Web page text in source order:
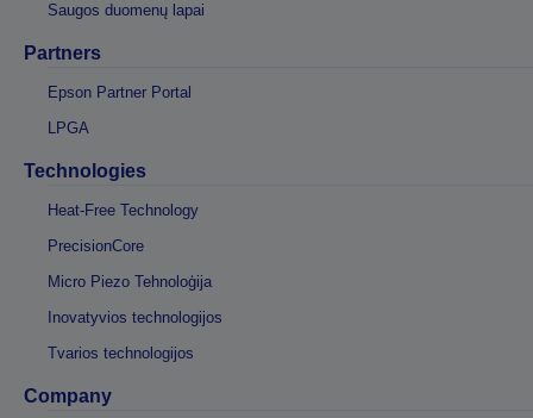
Saugos duomenų lapai
Partners
Epson Partner Portal
LPGA
Technologies
Heat-Free Technology
PrecisionCore
Micro Piezo Tehnoloģija
Inovatyvios technologijos
Tvarios technologijos
Company